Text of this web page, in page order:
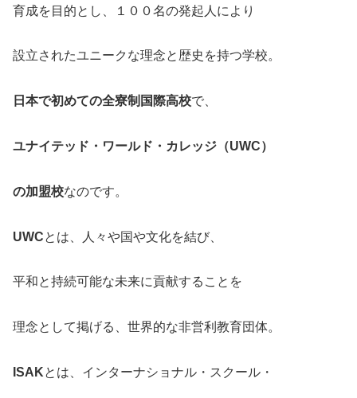
育成を目的とし、１００名の発起人により
設立されたユニークな理念と歴史を持つ学校。
日本で初めての全寮制国際高校で、
ユナイテッド・ワールド・カレッジ（UWC）
の加盟校なのです。
UWCとは、人々や国や文化を結び、
平和と持続可能な未来に貢献することを
理念として掲げる、世界的な非営利教育団体。
ISAKとは、インターナショナル・スクール・